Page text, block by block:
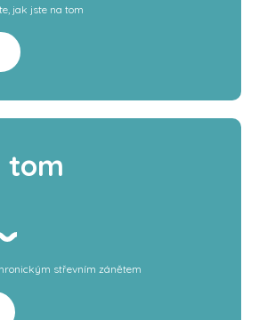
jak jste na tom
tom
střevním zánětem